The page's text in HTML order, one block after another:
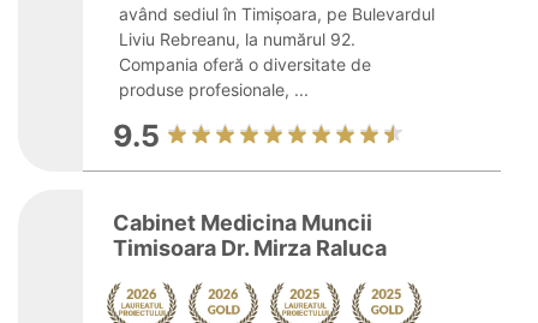
având sediul în Timișoara, pe Bulevardul
Liviu Rebreanu, la numărul 92.
Compania oferă o diversitate de
produse profesionale, ...
9.5
Cabinet Medicina Muncii
Timisoara Dr. Mirza Raluca